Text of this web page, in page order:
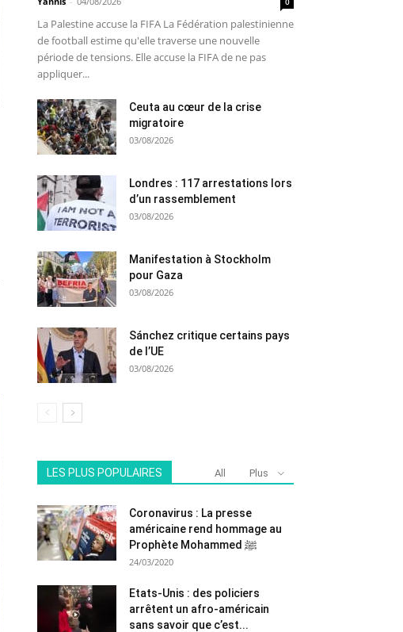
La Palestine accuse la FIFA La Fédération palestinienne
de football estime qu'elle traverse une nouvelle
période de tensions. Elle accuse la FIFA de ne pas
appliquer...
Ceuta au cœur de la crise
migratoire
03/08/2026
Londres : 117 arrestations lors
d’un rassemblement
03/08/2026
Manifestation à Stockholm
pour Gaza
03/08/2026
Sánchez critique certains pays
de l’UE
03/08/2026
LES PLUS POPULAIRES All Plus
Coronavirus : La presse
américaine rend hommage au
Prophète Mohammed ﷺ
24/03/2020
Etats-Unis : des policiers
arrêtent un afro-américain
sans savoir que c’est...